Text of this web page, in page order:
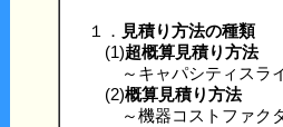
１． 見積り方法の種類
(1)超概算見積り方法
～キャパシティスライ
(2)概算見積り方法
～機器コストファクタ